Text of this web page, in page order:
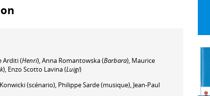
Arditi(Henri),Anna Romantowska(Barbara), Maurice
), Enzo Scotto Lavina(Luigi)
(scénario), Philippe Sarde(musique), Jean-Paul